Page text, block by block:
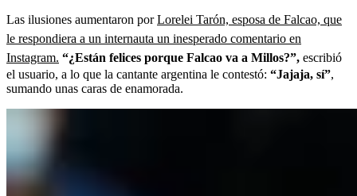
Las ilusiones aumentaron porLorelei Tarón, esposa de Falcao, que
le respondiera a un internauta un inesperado comentario en
Instagram. “¿Están felices porque Falcao va a Millos?”, escribió
el usuario, a lo que la cantante argentina le contestó: “Jajaja, sí”,
sumando unas caras de enamorada.